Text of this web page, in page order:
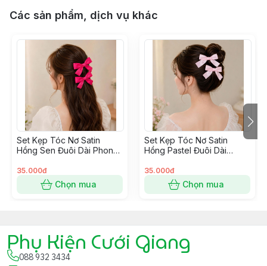
Các sản phẩm, dịch vụ khác
Set Kẹp Tóc Nơ Satin
Hồng Sen Đuôi Dài Phong
35.000đ
Chọn mua
Set Kẹp Tóc Nơ Satin
Hồng Pastel Đuôi Dài
35.000đ
Chọn mua
Phụ Kiện Cưới Giang
088 932 3434